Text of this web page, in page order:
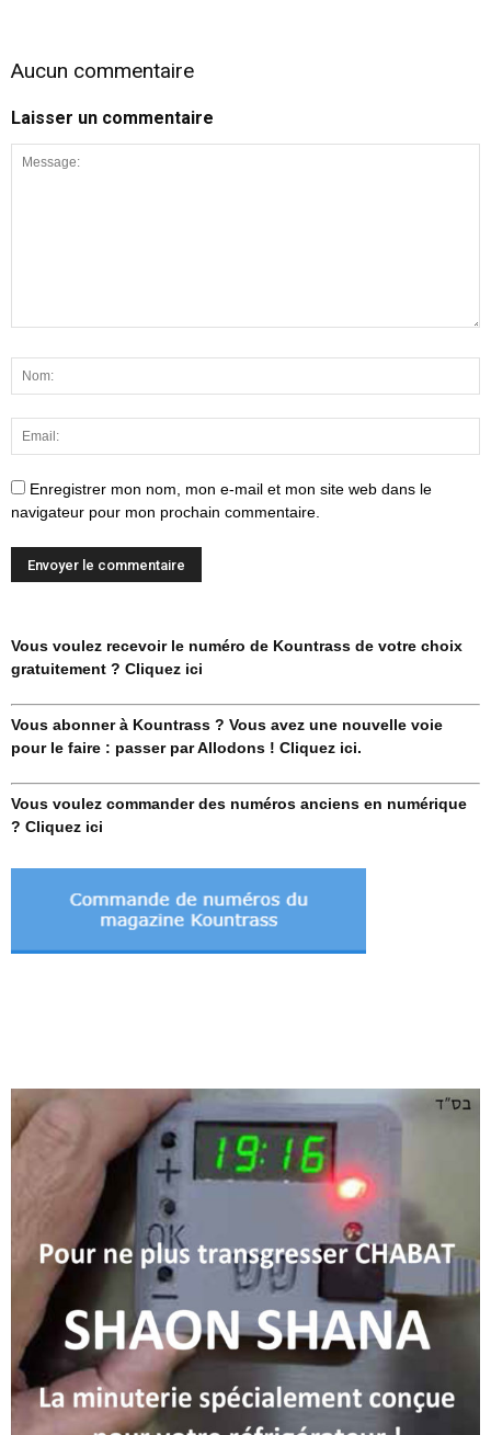
Aucun commentaire
Laisser un commentaire
Enregistrer mon nom, mon e-mail et mon site web dans le
navigateur pour mon prochain commentaire.
Vous voulez recevoir le numéro de Kountrass de votre choix
gratuitement ? Cliquez ici
Vous abonner à Kountrass ? Vous avez une nouvelle voie
pour le faire : passer par Allodons ! Cliquez ici.
Vous voulez commander des numéros anciens en numérique
? Cliquez ici